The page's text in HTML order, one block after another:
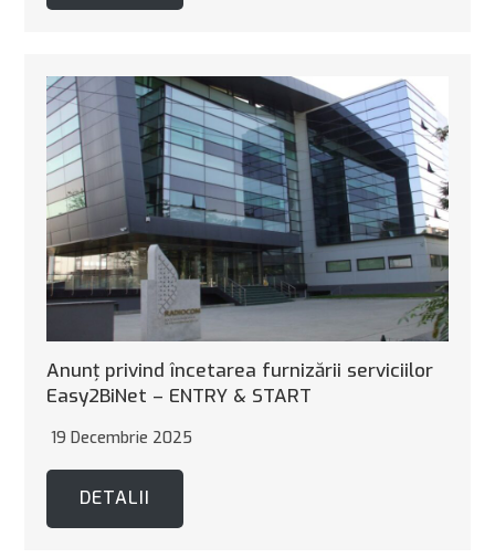
Anunț privind încetarea furnizării serviciilor
Easy2BiNet – ENTRY & START
19 Decembrie 2025
DETALII